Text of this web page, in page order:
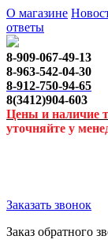
О магазине
ответы
8-909-067-49-13
8-963-542-04-30
8-912-750-94-65
8(3412)904-603
Цены и наличие
уточняйте у
Заказать звонок
Заказ обратного